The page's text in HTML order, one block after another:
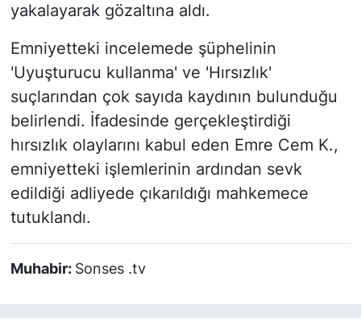
yakalayarak gözaltına aldı.
Emniyetteki incelemede şüphelinin
'Uyuşturucu kullanma' ve 'Hırsızlık'
suçlarından çok sayıda kaydının bulunduğu
belirlendi. İfadesinde gerçekleştirdiği
hırsızlık olaylarını kabul eden Emre Cem K.,
emniyetteki işlemlerinin ardından sevk
edildiği adliyede çıkarıldığı mahkemece
tutuklandı.
Muhabir: Sonses .tv